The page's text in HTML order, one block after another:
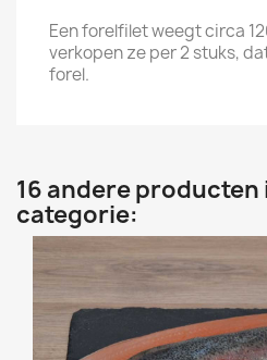
Een forelfilet weegt circa
verkopen ze per 2 stuks,
forel.
16 andere
categorie: